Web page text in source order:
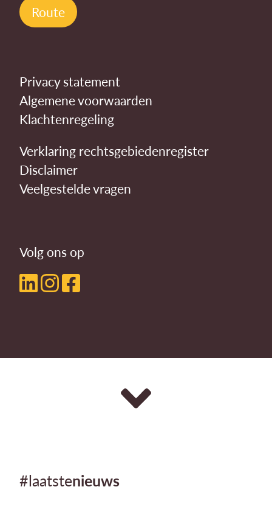
Route
Privacy statement
Algemene voorwaarden
Klachtenregeling
Verklaring rechtsgebiedenregister
Disclaimer
Veelgestelde vragen
Volg ons op
#laatstenieuws